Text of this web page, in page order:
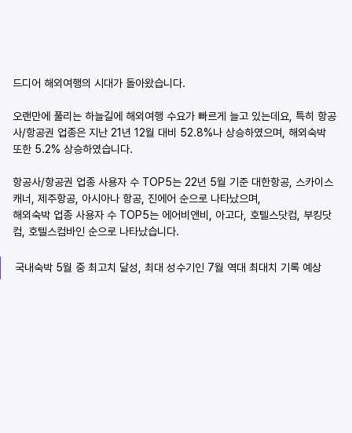
드디어 해외여행의 시대가 돌아왔습니다.
오랜만에 풀리는 하늘길에 해외여행 수요가 빠르게 늘고 있는데요, 특히 항공
사/항공권 업종은 지난 21년 12월 대비 52.8%나 상승하였으며, 해외숙박
또한 5.2% 상승하였습니다.
항공사/항공권 업종 사용자 수 TOP5는 22년 5월 기준 대한항공, 스카이스
캐너, 제주항공, 아시아나 항공, 진에어 순으로 나타났으며,
해외숙박 업종 사용자 수 TOP5는 에어비앤비, 아고다, 호텔스닷컴, 부킹닷
컴, 호텔스컴바인 순으로 나타났습니다.
국내숙박 5월 중 최고치 달성, 최대 성수기인 7월 역대 최대치 기록 예상